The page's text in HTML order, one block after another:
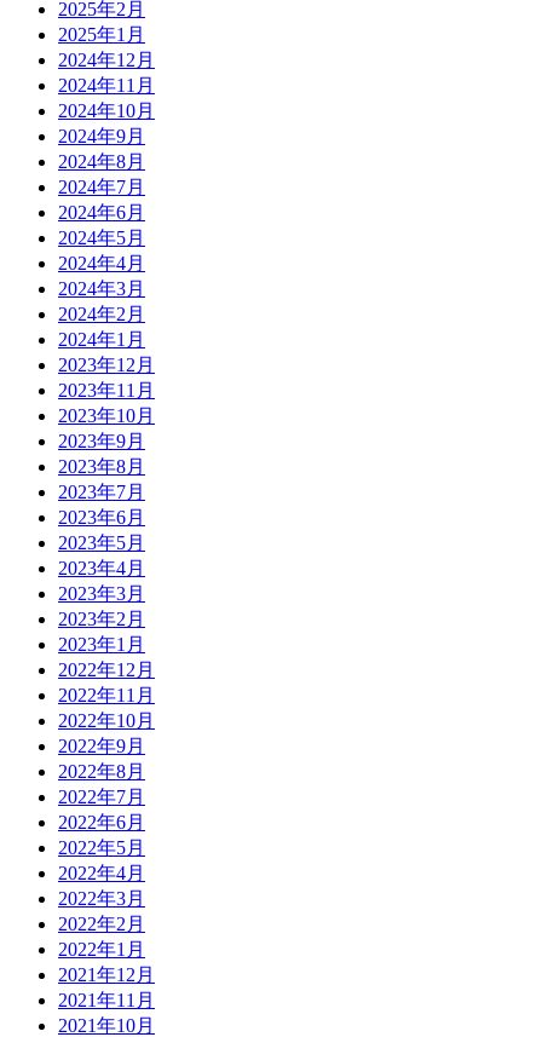
2025年2月
2025年1月
2024年12月
2024年11月
2024年10月
2024年9月
2024年8月
2024年7月
2024年6月
2024年5月
2024年4月
2024年3月
2024年2月
2024年1月
2023年12月
2023年11月
2023年10月
2023年9月
2023年8月
2023年7月
2023年6月
2023年5月
2023年4月
2023年3月
2023年2月
2023年1月
2022年12月
2022年11月
2022年10月
2022年9月
2022年8月
2022年7月
2022年6月
2022年5月
2022年4月
2022年3月
2022年2月
2022年1月
2021年12月
2021年11月
2021年10月